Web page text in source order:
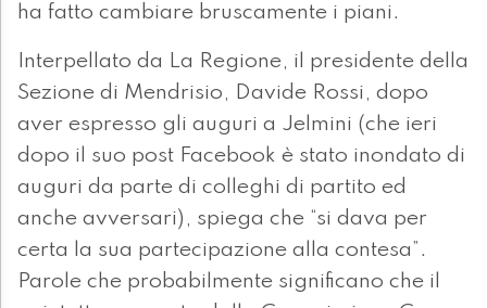
ha fatto cambiare bruscamente i piani.
Interpellato da La Regione, il presidente della
Sezione di Mendrisio, Davide Rossi, dopo
aver espresso gli auguri a Jelmini (che ieri
dopo il suo post Facebook è stato inondato di
auguri da parte di colleghi di partito ed
anche avversari), spiega che “si dava per
certa la sua partecipazione alla contesa”.
Parole che probabilmente significano che il